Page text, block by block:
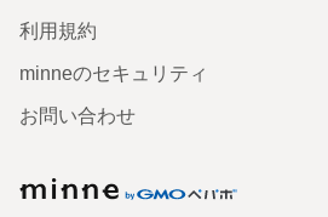
利用規約
minneのセキュリティ
お問い合わせ